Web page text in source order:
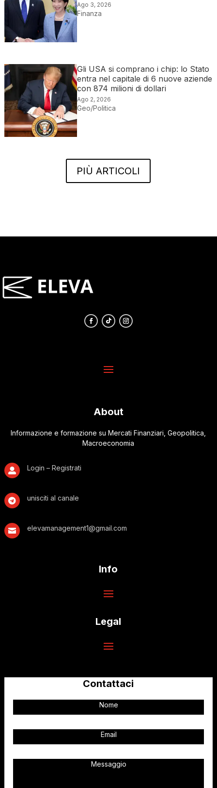
Ago 3, 2026
Finanza
Gli USA si comprano i chip: lo Stato
entra nel capitale di 6 nuove aziende
con 874 milioni di dollari
Ago 2, 2026
Geo/Politica
PIÙ ARTICOLI
About
Informazione e formazione su Mercati Finanziari, Geopolitica,
Macroeconomia
 Login – Registrati
 unisciti al canale
 elevamanagement1@gmail.com
Info
Legal
Contattaci